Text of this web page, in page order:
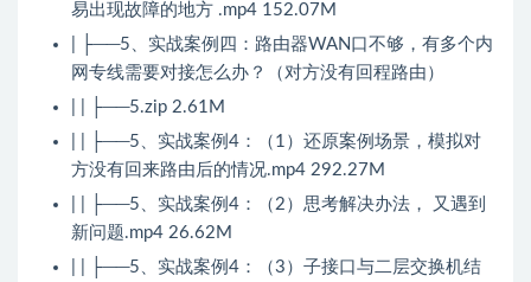
易出现故障的地方 .mp4 152.07M
| ├──5、实战案例四：路由器WAN口不够，有多个内
网专线需要对接怎么办？（对方没有回程路由）
| | ├──5.zip 2.61M
| | ├──5、实战案例4：（1）还原案例场景，模拟对
方没有回来路由后的情况.mp4 292.27M
| | ├──5、实战案例4：（2）思考解决办法， 又遇到
新问题.mp4 26.62M
| | ├──5、实战案例4：（3）子接口与二层交换机结